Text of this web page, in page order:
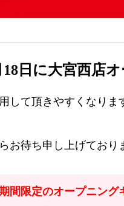
18日に大宮西店オ
して頂きやすくなりま
お待ち申し上げており
間限定のオープニング